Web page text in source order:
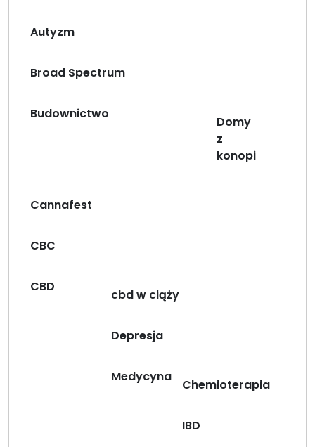
Autyzm
Broad Spectrum
Budownictwo
Domy
z
konopi
Cannafest
CBC
CBD
cbd w ciąży
Depresja
Medycyna
Chemioterapia
IBD